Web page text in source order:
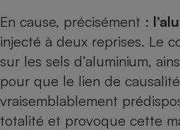
En cause, précisément :
injecté à deux reprises. Le
sur les sels d’aluminium,
pour que le lien de
vraisemblablement
totalité et provoque cette